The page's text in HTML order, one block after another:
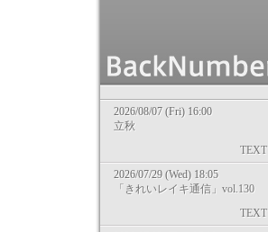
2026/08/07 (Fri) 16:00
立秋
TEXT
2026/07/29 (Wed) 18:05
「きれいレイキ通信」vol.130
TEXT